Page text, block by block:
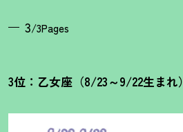
3/3Pages
3位：乙女座（8/23～9/22生まれ）